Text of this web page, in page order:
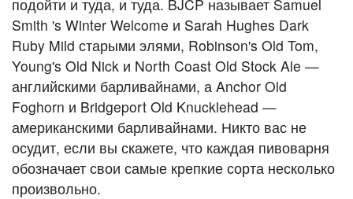
подойти и туда, и туда. BJCP называет Samuel
Smith 's Winter Welcome и Sarah Hughes Dark
Ruby Mild старыми элями, Robinson's Old Tom,
Young's Old Nick и North Coast Old Stock Ale —
английскими барливайнами, а Anchor Old
Foghorn и Bridgeport Old Knucklehead —
американскими барливайнами. Никто вас не
осудит, если вы скажете, что каждая пивоварня
обозначает свои самые крепкие сорта несколько
произвольно.